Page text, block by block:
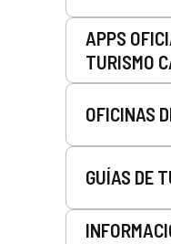
APPS
TURISMO
OFICINAS
GUÍAS DE